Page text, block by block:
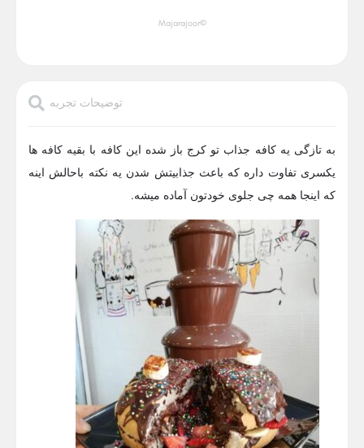
©Majarajoor
توضیحات تجربه
به تازگی یه کافه جذاب تو کرج باز شده این کافه با بقیه کافه ها
یکسری تفاوت داره که باعث جذابیتش شدن یه نکته باحالش اینه
که اینجا همه چی جلوی خودتون آماده میشه.